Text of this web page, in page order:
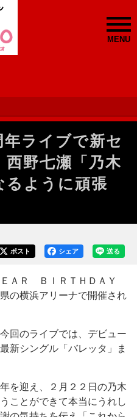
MENU
年ライブで新セ
野七瀬「乃木
るように頑張
送る
シェア
ポスト
ＡＲ ＢＩＲＴＨＤＡＹ
の横浜アリーナで開催され
回のライブでは、デビュー
新シングル「バレッタ」ま
を迎え、２月２２日の乃木
ことができて本当にうれし